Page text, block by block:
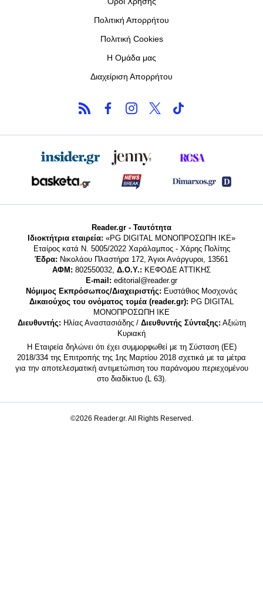
Πολιτική Απορρήτου
Πολιτική Cookies
Η Ομάδα μας
Διαχείριση Απορρήτου
Reader.gr - Ταυτότητα
Ιδιοκτήτρια εταιρεία: «PG DIGITAL MONΟΠΡΟΣΩΠΗ ΙΚΕ»
Εταίρος κατά Ν. 5005/2022 Χαράλαμπος - Χάρης Πολίτης
Έδρα: Νικολάου Πλαστήρα 172, Άγιοι Ανάργυροι, 13561
ΑΦΜ: 802550032, Δ.Ο.Υ.: ΚΕΦΟΔΕ ΑΤΤΙΚΗΣ
E-mail: editorial@reader.gr
Νόμιμος Εκπρόσωπος/Διαχειριστής: Ευστάθιος Μοσχονάς
Δικαιούχος του ονόματος τομέα (reader.gr): PG DIGITAL
MONΟΠΡΟΣΩΠΗ ΙΚΕ
Διευθυντής: Ηλίας Αναστασιάδης / Διευθυντής Σύνταξης: Αξιώτη
Κυριακή
Η Εταιρεία δηλώνει ότι έχει συμμορφωθεί με τη Σύσταση (ΕΕ)
2018/334 της Επιτροπής της 1ης Μαρτίου 2018 σχετικά με τα μέτρα
για την αποτελεσματική αντιμετώπιση του παράνομου περιεχομένου
στο διαδίκτυο (L 63).
©2026 Reader.gr. All Rights Reserved.